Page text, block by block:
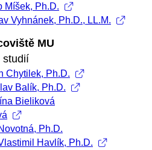
Míšek, Ph.D.
Vyhnánek, Ph.D., LL.M.
MU
studií
Chytilek, Ph.D.
Balík, Ph.D.
Bieliková
Ph.D.
Havlík, Ph.D.